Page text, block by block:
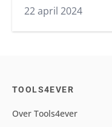
22 april 2024
TOOLS4EVER
Over Tools4ever